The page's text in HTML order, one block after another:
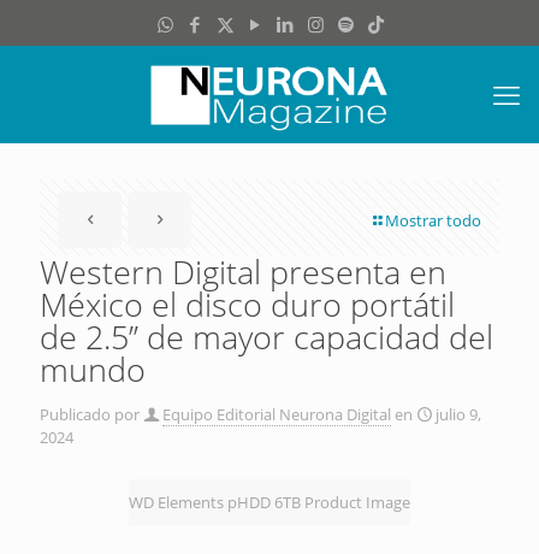
Mostrar todo
Western Digital presenta en
México el disco duro portátil
de 2.5’’ de mayor capacidad del
mundo
Publicado por Equipo Editorial Neurona Digital en
julio 9,
2024
WD Elements pHDD 6TB Product Image